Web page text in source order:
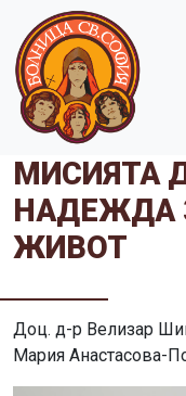
МИСИЯТА
НАДЕЖДА
ЖИВОТ
Доц. д-р Велизар
Мария Анастасова-